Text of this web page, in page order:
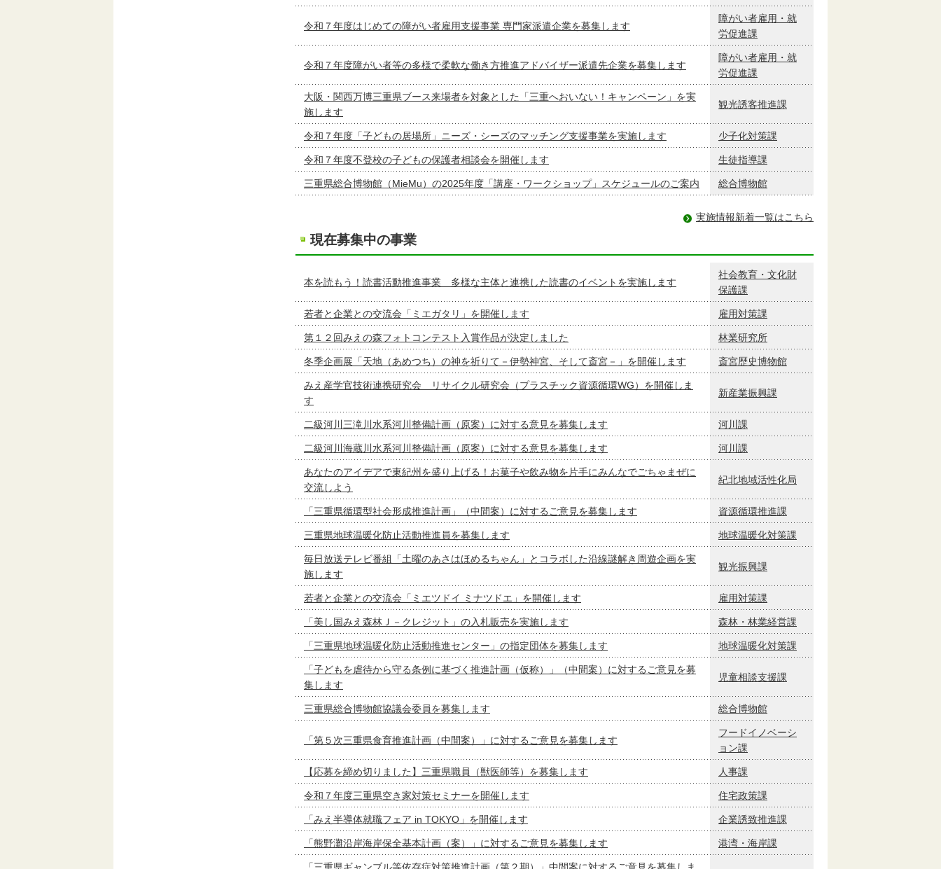
令和７年度はじめての障がい者雇用支援事業 専門家派遣企業を募集します
障がい者雇用・就
労促進課
令和７年度障がい者等の多様で柔軟な働き方推進アドバイザー派遣先企業を募集します
障がい者雇用・就
労促進課
大阪・関西万博三重県ブース来場者を対象とした「三重へおいない！キャンペーン」を実
施します
観光誘客推進課
令和７年度「子どもの居場所」ニーズ・シーズのマッチング支援事業を実施します 少子化対策課
令和７年度不登校の子どもの保護者相談会を開催します 生徒指導課
三重県総合博物館（MieMu）の2025年度「講座・ワークショップ」スケジュールのご案内 総合博物館
実施情報新着一覧はこちら
現在募集中の事業
本を読もう！読書活動推進事業 多様な主体と連携した読書のイベントを実施します
社会教育・文化財
保護課
若者と企業との交流会「ミエガタリ」を開催します 雇用対策課
第１２回みえの森フォトコンテスト入賞作品が決定しました 林業研究所
冬季企画展「天地（あめつち）の神を祈りて－伊勢神宮、そして斎宮－」を開催します 斎宮歴史博物館
みえ産学官技術連携研究会 リサイクル研究会（プラスチック資源循環WG）を開催しま
す
新産業振興課
二級河川三滝川水系河川整備計画（原案）に対する意見を募集します 河川課
二級河川海蔵川水系河川整備計画（原案）に対する意見を募集します 河川課
あなたのアイデアで東紀州を盛り上げる！お菓子や飲み物を片手にみんなでごちゃまぜに
交流しよう
紀北地域活性化局
「三重県循環型社会形成推進計画」（中間案）に対するご意見を募集します 資源循環推進課
三重県地球温暖化防止活動推進員を募集します 地球温暖化対策課
毎日放送テレビ番組「土曜のあさはほめるちゃん」とコラボした沿線謎解き周遊企画を実
施します
観光振興課
若者と企業との交流会「ミエツドイ ミナツドエ」を開催します 雇用対策課
「美し国みえ森林Ｊ－クレジット」の入札販売を実施します 森林・林業経営課
「三重県地球温暖化防止活動推進センター」の指定団体を募集します 地球温暖化対策課
「子どもを虐待から守る条例に基づく推進計画（仮称）」（中間案）に対するご意見を募
集します
児童相談支援課
三重県総合博物館協議会委員を募集します 総合博物館
「第５次三重県食育推進計画（中間案）」に対するご意見を募集します
フードイノベーシ
ョン課
【応募を締め切りました】三重県職員（獣医師等）を募集します 人事課
令和７年度三重県空き家対策セミナーを開催します 住宅政策課
「みえ半導体就職フェア in TOKYO」を開催します 企業誘致推進課
「熊野灘沿岸海岸保全基本計画（案）」に対するご意見を募集します 港湾・海岸課
「三重県ギャンブル等依存症対策推進計画（第２期）」中間案に対するご意見を募集しま